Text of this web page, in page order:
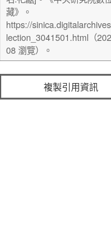
複製引用資訊